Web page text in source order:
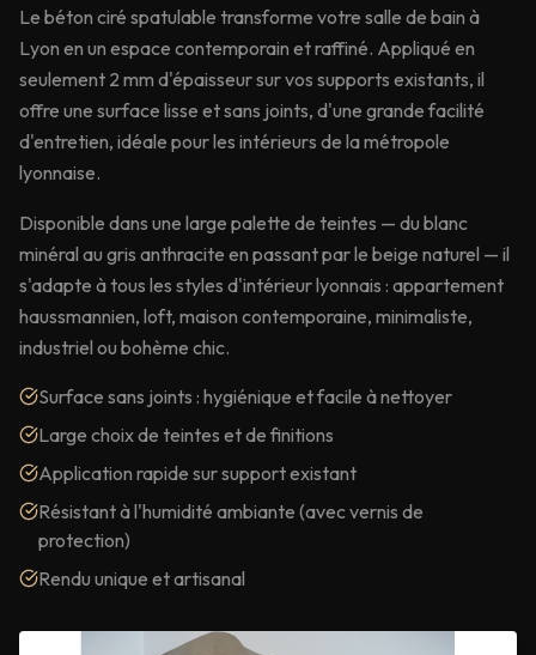
Le béton ciré spatulable transforme votre salle de bain à
Lyon en un espace contemporain et raffiné. Appliqué en
seulement 2 mm d'épaisseur sur vos supports existants, il
offre une surface lisse et sans joints, d'une grande facilité
d'entretien, idéale pour les intérieurs de la métropole
lyonnaise.
Disponible dans une large palette de teintes — du blanc
minéral au gris anthracite en passant par le beige naturel — il
s'adapte à tous les styles d'intérieur lyonnais : appartement
haussmannien, loft, maison contemporaine, minimaliste,
industriel ou bohème chic.
Surface sans joints : hygiénique et facile à nettoyer
Large choix de teintes et de finitions
Application rapide sur support existant
Résistant à l'humidité ambiante (avec vernis de
protection)
Rendu unique et artisanal